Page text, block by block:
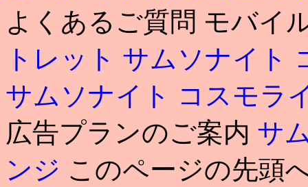
よくあるご質問 モバイ
トレット サムソナイト
サムソナイト コスモラ
広告プランのご案内 サ
ンジ このページの先頭